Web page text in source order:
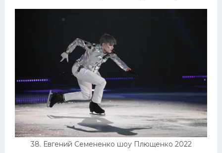
38. Евгений Семененко шоу Плющенко 2022